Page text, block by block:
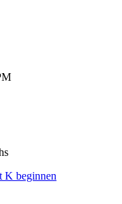
K beginnen